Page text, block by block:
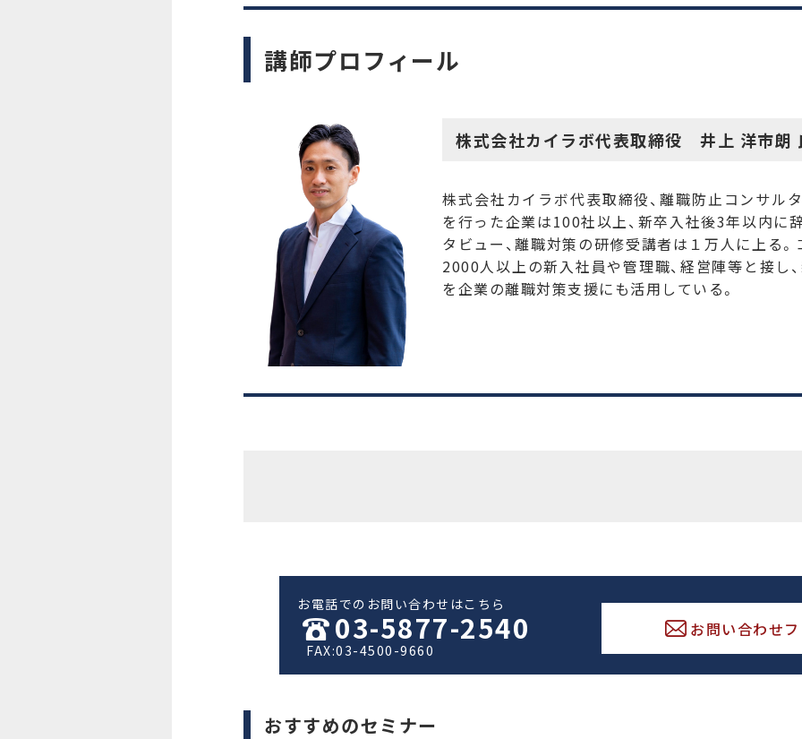
講師プロフィール
株式会社カイラボ代表取締役 井上 洋市朗
株式会社カイラボ代表取締役、離職防止コンサル
を行った企業は100社以上、新卒入社後3年以内に
タビュー、離職対策の研修受講者は１万人に上る
2000人以上の新入社員や管理職、経営陣等と接し
を企業の離職対策支援にも活用している。
お電話でのお問い合わせはこちら
03-5877-2540
FAX:03-4500-9660
お問い合わせ
おすすめのセミナー